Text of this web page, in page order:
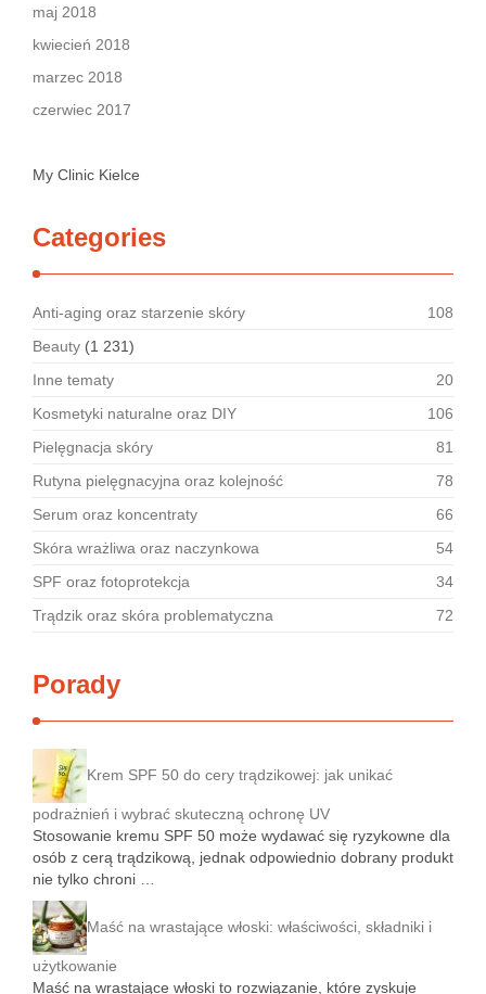
maj 2018
kwiecień 2018
marzec 2018
czerwiec 2017
My Clinic Kielce
Categories
Anti-aging oraz starzenie skóry
108
Beauty (1 231)
Inne tematy
20
Kosmetyki naturalne oraz DIY
106
Pielęgnacja skóry
81
Rutyna pielęgnacyjna oraz kolejność
78
Serum oraz koncentraty
66
Skóra wrażliwa oraz naczynkowa
54
SPF oraz fotoprotekcja
34
Trądzik oraz skóra problematyczna
72
Porady
Krem SPF 50 do cery trądzikowej: jak unikać
podrażnień i wybrać skuteczną ochronę UV
Stosowanie kremu SPF 50 może wydawać się ryzykowne dla
osób z cerą trądzikową, jednak odpowiednio dobrany produkt
nie tylko chroni …
Maść na wrastające włoski: właściwości, składniki i
użytkowanie
Maść na wrastające włoski to rozwiązanie, które zyskuje